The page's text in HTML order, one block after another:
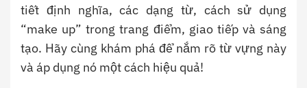
tiết định nghĩa, các dạng từ, cách sử dụng
“make up” trong trang điểm, giao tiếp và sáng
tạo. Hãy cùng khám phá để nắm rõ từ vựng này
và áp dụng nó một cách hiệu quả!